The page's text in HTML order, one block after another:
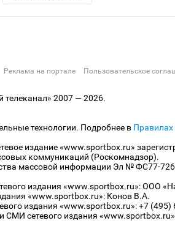
Реклама на портале Пользовательское
2007 — 2026.
технологии. Подробнее в Правилах
издание «www.sportbox.ru»
коммуникаций (Роскомнадзор).
массовой информации Эл № ФС77-
издания «www.sportbox.ru»: ООО
«www.sportbox.ru»: Конов В.А.
издания «www.sportbox.ru»: +7 (495)
СМИ сетевого издания